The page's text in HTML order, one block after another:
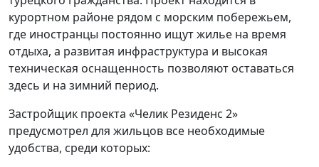
курортном районе рядом с морским побережьем,
где иностранцы постоянно ищут жилье на время
отдыха, а развитая инфраструктура и высокая
техническая оснащенность позволяют оставаться
здесь и на зимний период.
Застройщик проекта «Челик Резиденс 2»
предусмотрел для жильцов все необходимые
удобства, среди которых: